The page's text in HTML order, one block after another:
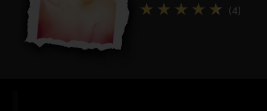
(4)